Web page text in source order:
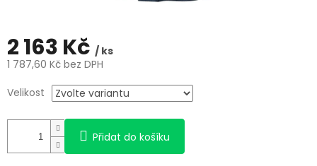
2 163 Kč / ks
1 787,60 Kč bez DPH
cena:
Velikost
Přidat do košíku